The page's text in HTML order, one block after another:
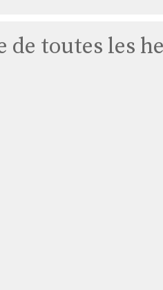
de toutes les